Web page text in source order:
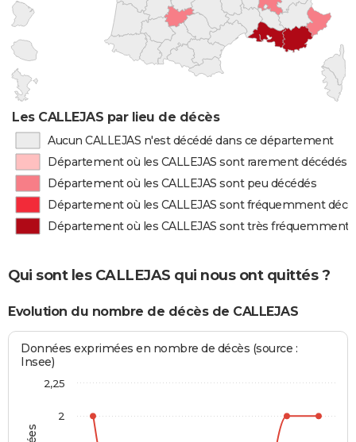
Les CALLEJAS par lieu de décès
Aucun CALLEJAS n'est décédé dans ce département
Département où les CALLEJAS sont rarement décédés
Département où les CALLEJAS sont peu décédés
Département où les CALLEJAS sont fréquemment
Département où les CALLEJAS sont très fréquemment
Qui sont les CALLEJAS qui nous ont quittés ?
Evolution du nombre de décès de CALLEJAS
Données exprimées en nombre de décès (source :
Insee)
2
2,25